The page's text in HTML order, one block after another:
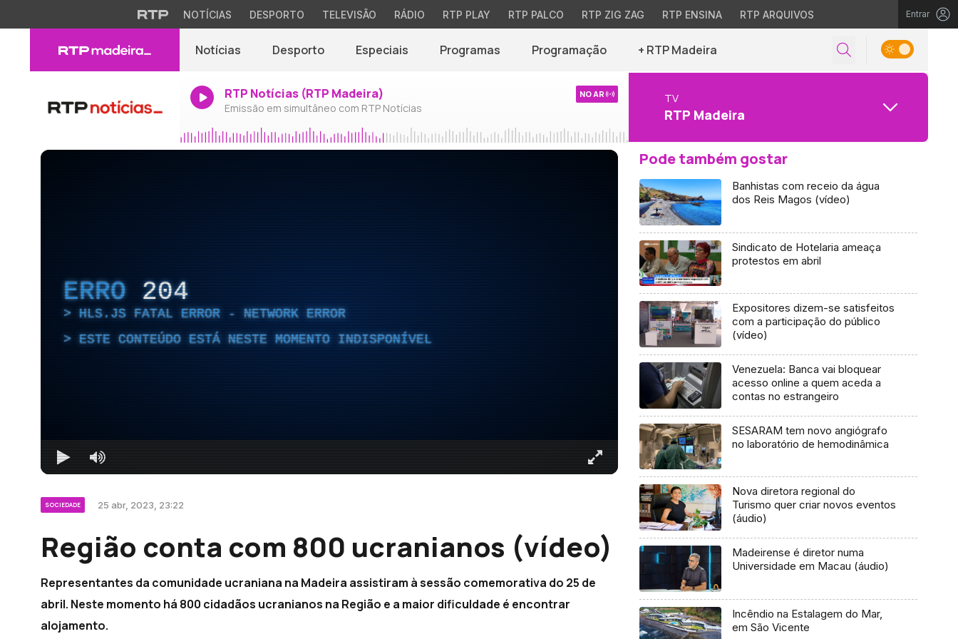
NOTÍCIAS DESPORTO TELEVISÃO RÁDIO RTP PLAY RTP PALCO RTP ZIG ZAG RTP ENSINA RTP ARQUIVOS Entrar
Notícias Desporto Especiais Programas Programação + RTP Madeira
RTP Notícias (RTP Madeira)
Emissão em simultâneo com RTP Notícias
NO AR TV
RTP Madeira
ERRO 204
HLS.JS FATAL ERROR - NETWORK ERROR
ESTE CONTEÚDO ESTÁ NESTE MOMENTO INDISPONÍVEL
SOCIEDADE 25 abr, 2023, 23:22
Região conta com 800 ucranianos (vídeo)
Representantes da comunidade ucraniana na Madeira assistiram à sessão comemorativa do 25 de
abril. Neste momento há 800 cidadãos ucranianos na Região e a maior dificuldade é encontrar
alojamento.
Pode também gostar
Banhistas com receio da água
dos Reis Magos (vídeo)
Sindicato de Hotelaria ameaça
protestos em abril
Expositores dizem-se satisfeitos
com a participação do público
(vídeo)
Venezuela: Banca vai bloquear
acesso online a quem aceda a
contas no estrangeiro
SESARAM tem novo angiógrafo
no laboratório de hemodinâmica
Nova diretora regional do
Turismo quer criar novos eventos
(áudio)
Madeirense é diretor numa
Universidade em Macau (áudio)
Incêndio na Estalagem do Mar,
em São Vicente